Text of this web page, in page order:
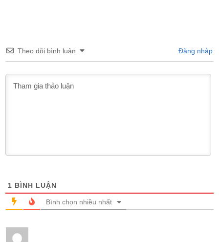
Theo dõi bình luận Đăng nhập
1 BÌNH LUẬN
Bình chọn nhiều nhất